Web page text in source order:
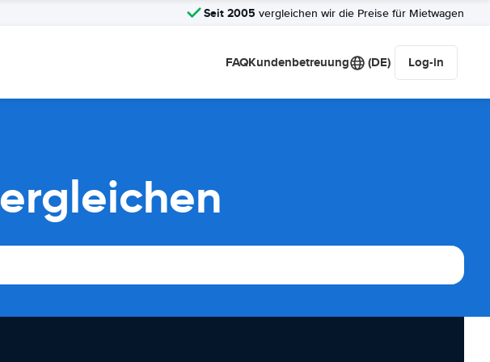
Seit 2005 vergleichen wir die Preise für Mietwagen
FAQKundenbetreuung (DE) Log-in